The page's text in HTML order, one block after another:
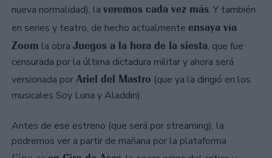
nueva normalidad), la veremos cada vez más. Y también
en series y teatro, de hecho actualmente ensaya vía
Zoom la obra Juegos a la hora de la siesta, que fue
censurada por la última dictadura militar y ahora será
versionada porAriel del Mastro (que ya la dirigió en los
musicales Soy Luna y Aladdin).
Antes de ese estreno (que será por streaming), la
podremos ver a partir de mañana por la plataforma